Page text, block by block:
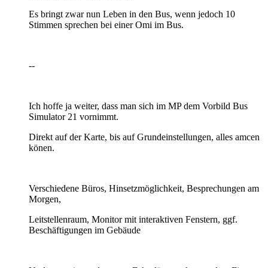
Es bringt zwar nun Leben in den Bus, wenn jedoch 10
Stimmen sprechen bei einer Omi im Bus.
--
Ich hoffe ja weiter, dass man sich im MP dem Vorbild Bus
Simulator 21 vornimmt.
Direkt auf der Karte, bis auf Grundeinstellungen, alles amcen
könen.
Verschiedene Büros, Hinsetzmöglichkeit, Besprechungen am
Morgen,
Leitstellenraum, Monitor mit interaktiven Fenstern, ggf.
Beschäftigungen im Gebäude